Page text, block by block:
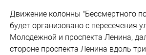
Движение колонны "Бессмертного
будет организовано с пересечения
Молодежной и проспекта Ленина,
стороне проспекта Ленина вдоль